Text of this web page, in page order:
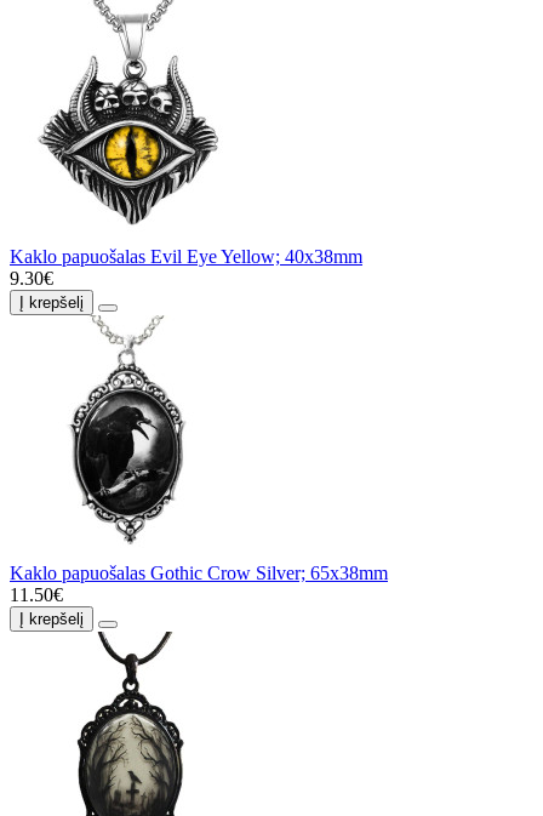
Kaklo papuošalas Evil Eye Yellow; 40x38mm
9.30€
Į krepšelį
Kaklo papuošalas Gothic Crow Silver; 65x38mm
11.50€
Į krepšelį